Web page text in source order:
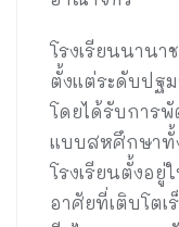
โรงเรียนนานา
ตั้งแต่ระดับปฐ
โดยได้รับการพั
แบบสหศึกษาทั้
โรงเรียนตั้งอยู่
อาศัยที่เติบโตเ